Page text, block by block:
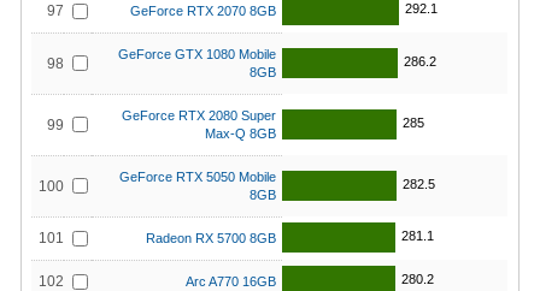
97 GeForce RTX 2070 8GB 292.1
98
GeForce GTX 1080 Mobile
8GB
286.2
99
GeForce RTX 2080 Super
Max-Q 8GB
285
100
GeForce RTX 5050 Mobile
8GB
282.5
101 Radeon RX 5700 8GB 281.1
102 Arc A770 16GB 280.2